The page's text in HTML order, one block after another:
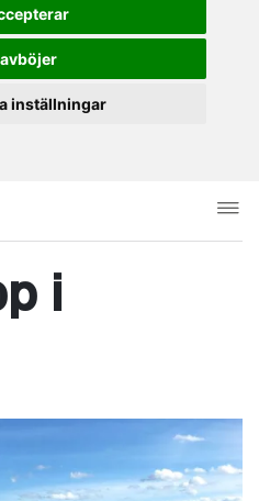
inställningar
i